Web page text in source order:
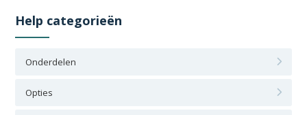
Help categorieën
Onderdelen
Opties